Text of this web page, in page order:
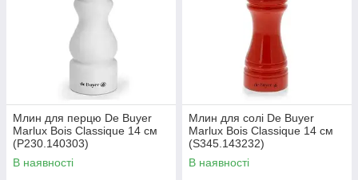
Млин для перцю De Buyer
Marlux Bois Classique 14 см
(P230.140303)
В наявності
Млин для солі De Buyer
Marlux Bois Classique 14 см
(S345.143232)
В наявності